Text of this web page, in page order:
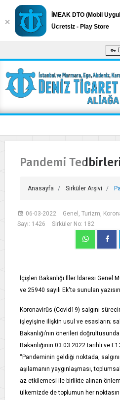
Pandemi
Anasayfa Sirküler Arşivi
06-03-2022
Genel, Turizm,
Sayı: 1426
Sirküler No: 182
İçişleri Bakanlığı İller İdaresi Genel
ve 25940 sayılı Ek'te sunulan
Koronavirüs (Covid19) salgını
işleyişine ilişkin usul ve esasların;
Bakanlığı’nın önerileri
Bakanlığının 03.03.2022 tarihli ve
“Pandeminin geldiği noktada,
aşılamanın yaygınlaşması,
az etkilemesi ile birlikte alınan
ülkemizde de toplumun her
İMEAK DTO (Mobil
Ücretsiz - Play Store